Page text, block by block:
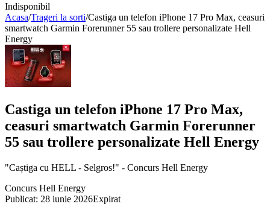
Indisponibil
Acasa/Trageri la sorti/Castiga un telefon iPhone 17 Pro Max, ceasuri
smartwatch Garmin Forerunner 55 sau trollere personalizate Hell
Energy
Castiga un telefon iPhone 17 Pro Max,
ceasuri smartwatch Garmin Forerunner
55 sau trollere personalizate Hell Energy
"Caștiga cu HELL - Selgros!" - Concurs Hell Energy
Concurs Hell Energy
Publicat: 28 iunie 2026Expirat